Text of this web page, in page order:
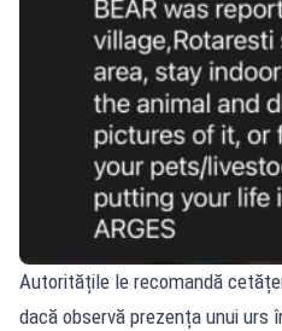
Autoritățile le recomandă
dacă observă prezența unui urs